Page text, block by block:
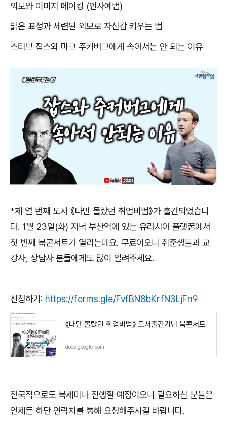
외모와 이미지 메이킹 (인사예법)
밝은 표정과 세련된 외모로 자신감 키우는 법
스티브 잡스와 마크 주커버그에게 속아서는 안 되는 이유
*제 열 번째 도서 《나만 몰랐던 취업비법》가 출간되었습니
다. 1월 23일(화) 저녁 부산역에 있는 유라시아 플랫폼에서
첫 번째 북콘서트가 열리는데요. 무료이오니 취준생들과 교
강사, 상담사 분들에게도 많이 알려주세요.
신청하기 : https://forms.gle/FvfBN8bKrfN3LjFn9
《나만 몰랐던 취업비법》 도서출간기념 북콘서트
docs.google.com
전국적으로도 북세미나 진행할 예정이오니 필요하신 분들은
언제든 하단 연락처를 통해 요청해주시길 바랍니다.